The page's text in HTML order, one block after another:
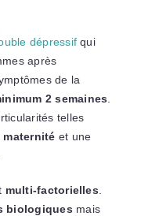
dépressif qui
après
de la
2 semaines
telles
maternité et une
multi-factorielles
biologiques mais